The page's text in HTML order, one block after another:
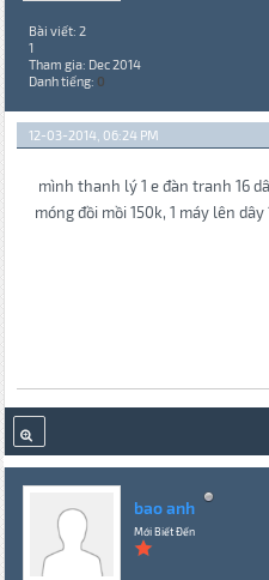
Bài viết: 2
1
Tham gia: Dec 2014
Danh tiếng: 0
12-03-2014, 06:24 PM
mình thanh lý 1 e đàn tranh 16
móng đồi mồi 150k, 1 máy lên
bao anh
Mới Biết Đến